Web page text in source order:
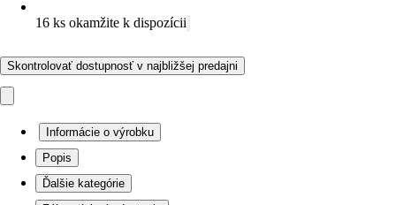
16 ks okamžite k dispozícii
Skontrolovať dostupnosť v najbližšej predajni
Informácie o výrobku
Popis
Ďalšie kategórie